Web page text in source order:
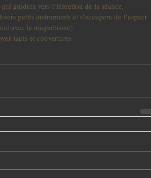
guidera vers l’intention de la séance.
petits instruments et s’occupera de l’aspect
avec le magnétisme)
tapis et couvertures